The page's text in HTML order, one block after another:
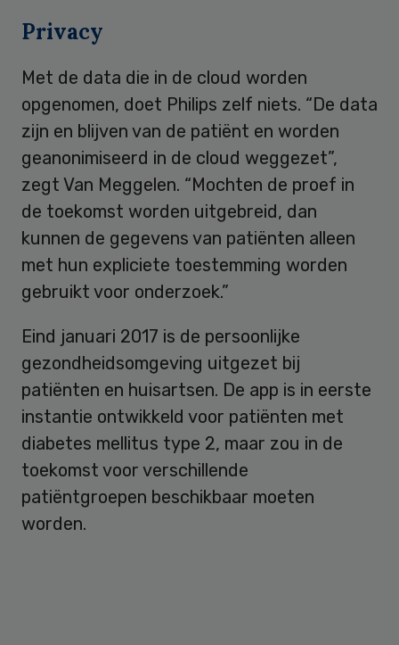
Privacy
Met de data die in de cloud worden
opgenomen, doet Philips zelf niets. “De data
zijn en blijven van de patiënt en worden
geanonimiseerd in de cloud weggezet”,
zegt Van Meggelen. “Mochten de proef in
de toekomst worden uitgebreid, dan
kunnen de gegevens van patiënten alleen
met hun expliciete toestemming worden
gebruikt voor onderzoek.”
Eind januari 2017 is de persoonlijke
gezondheidsomgeving uitgezet bij
patiënten en huisartsen. De app is in eerste
instantie ontwikkeld voor patiënten met
diabetes mellitus type 2, maar zou in de
toekomst voor verschillende
patiëntgroepen beschikbaar moeten
worden.